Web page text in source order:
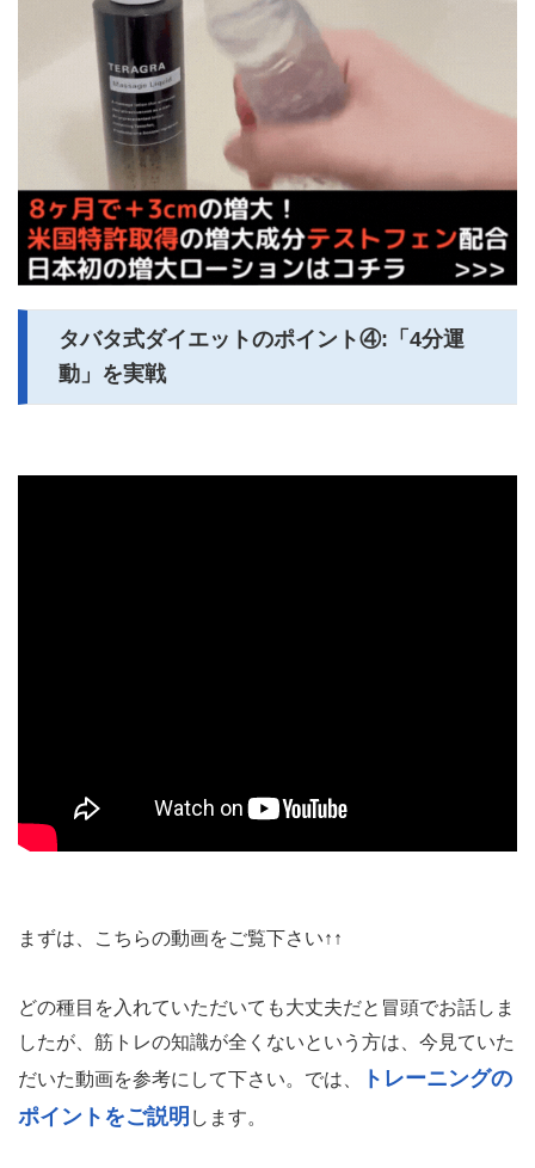
タバタ式ダイエットのポイント④:「4分運
動」を実戦
まずは、こちらの動画をご覧下さい↑↑
どの種目を入れていただいても大丈夫だと冒頭でお話しま
したが、筋トレの知識が全くないという方は、今見ていた
だいた動画を参考にして下さい。では、
トレーニングの
ポイントをご説明 します。